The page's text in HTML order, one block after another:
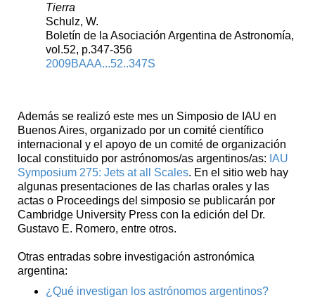
Tierra
Schulz, W.
Boletín de la Asociación Argentina de Astronomía,
vol.52, p.347-356
2009BAAA...52..347S
Además se realizó este mes un Simposio de IAU en
Buenos Aires, organizado por un comité científico
internacional y el apoyo de un comité de organización
local constituido por astrónomos/as argentinos/as: IAU
Symposium 275: Jets at all Scales. En el sitio web hay
algunas presentaciones de las charlas orales y las
actas o Proceedings del simposio se publicarán por
Cambridge University Press con la edición del Dr.
Gustavo E. Romero, entre otros.
Otras entradas sobre investigación astronómica
argentina:
¿Qué investigan los astrónomos argentinos?